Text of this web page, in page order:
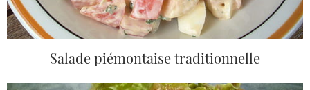
Salade piémontaise traditionnelle